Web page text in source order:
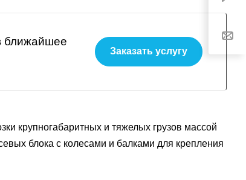
ближайшее
Заказать услугу
крупногабаритных и тяжелых грузов массой
блока с колесами и балками для крепления